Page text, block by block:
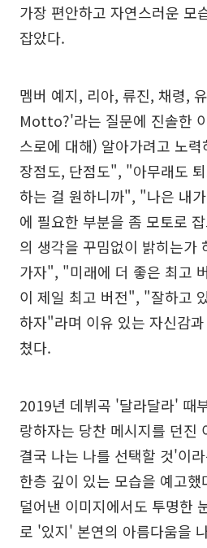
가장 편안하고 자연스러운 모
잡았다.
멤버 예지, 리아, 류진, 채령,
Motto?'라는 질문에 진솔한
스로에 대해) 알아가려고 노
장점도, 단점도", "아무래도
하는 걸 원하니까", "나은 내
에 필요한 부분을 좀 모토로
의 생각을 꾸밈없이 밝히는가
가자", "미래에 더 좋은 최고
이 제일 최고 버전", "잘하고
하자"라며 이유 있는 자신감
쳤다.
2019년 데뷔곡 '달라달라' 때
랑하자는 당찬 메시지를 던진
결국 나는 나를 선택할 것'이
한층 깊이 있는 모습을 예고
덜어낸 이미지에서도 투명한
로 '있지' 본연의 아름다움을